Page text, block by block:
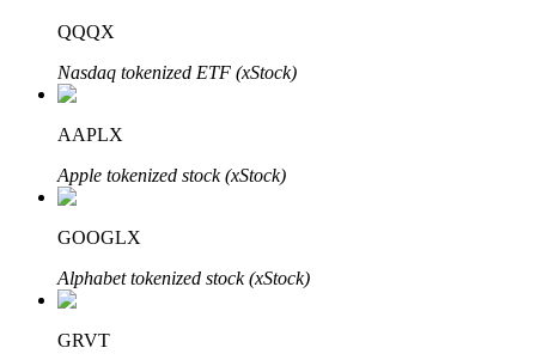
Investasi Otomatis
QQQX
Nasdaq tokenized ETF (xStock)
AAPLX
Apple tokenized stock (xStock)
GOOGLX
Alphabet tokenized stock (xStock)
GRVT